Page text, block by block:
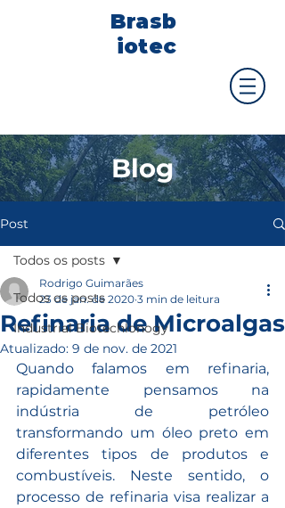
Brasb
iotec
Blog
Post
Todos os posts
Industrial Biotechlonogy
Todos os posts
Refinaria de Microalgas
Rodrigo Guimarães
23 de jan. de 2020 3 min de leitura
Atualizado: 9 de nov. de 2021
Quando falamos em refinaria,
rapidamente pensamos na
indústria de petróleo
transformando um óleo preto em
diferentes tipos de produtos e
combustíveis. Neste sentido, o
processo de refinaria visa realizar a